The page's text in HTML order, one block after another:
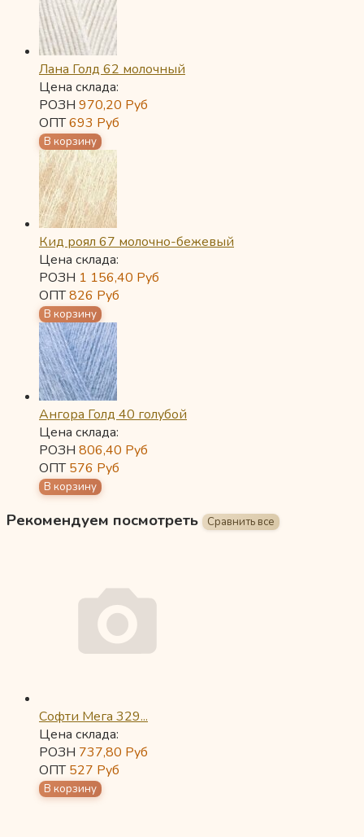
Лана Голд 62 молочный
Цена склада:
РОЗН 970,20 Руб
ОПТ693 Руб
Кид роял 67 молочно-бежевый
Цена склада:
РОЗН 1 156,40 Руб
ОПТ826 Руб
Ангора Голд 40 голубой
Цена склада:
РОЗН 806,40 Руб
ОПТ576 Руб
Рекомендуем посмотреть
Софти Мега 329...
Цена склада:
РОЗН 737,80 Руб
ОПТ527 Руб